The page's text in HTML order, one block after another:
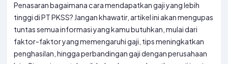
Penasaran bagaimana cara mendapatkan gaji yang lebih
tinggi di PT PKSS? Jangan khawatir, artikel ini akan mengupas
tuntas semua informasi yang kamu butuhkan, mulai dari
faktor-faktor yang memengaruhi gaji, tips meningkatkan
penghasilan, hingga perbandingan gaji dengan perusahaan